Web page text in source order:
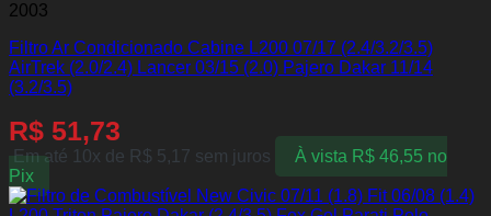
2003
Filtro Ar Condicionado Cabine L200 07/17 (2.4/3.2/3.5)
AirTrek (2.0/2.4) Lancer 03/15 (2.0) Pajero Dakar 11/14
(3.2/3.5)
R$ 51,73
Em até 10x de R$ 5,17 sem juros À vista R$46,55 no
Pix